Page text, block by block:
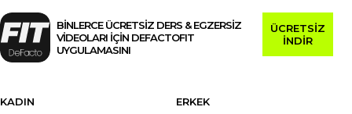
BİNLERCE ÜCRETSİZ DERS & EGZERSİZ
VİDEOLARI İÇİN DEFACTOFIT
UYGULAMASINI
ÜCRETSİZ
İNDİR
KADIN
ERKEK